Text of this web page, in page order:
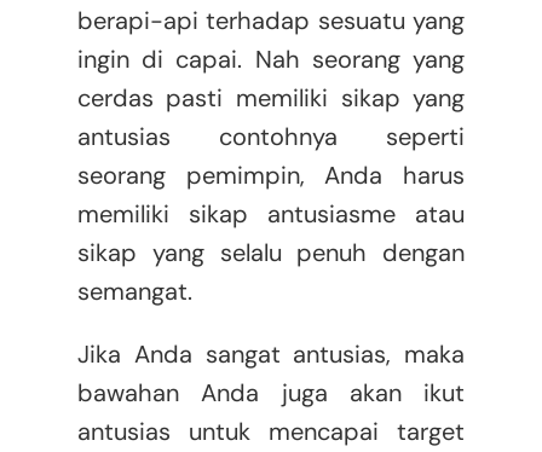
berapi-api terhadap sesuatu yang
ingin di capai. Nah seorang yang
cerdas pasti memiliki sikap yang
antusias contohnya seperti
seorang pemimpin, Anda harus
memiliki sikap antusiasme atau
sikap yang selalu penuh dengan
semangat.
Jika Anda sangat antusias, maka
bawahan Anda juga akan ikut
antusias untuk mencapai target